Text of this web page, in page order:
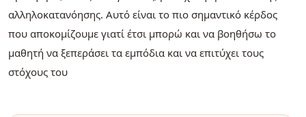
αλληλοκατανόησης. Αυτό είναι το πιο σημαντικό κέρδος
που αποκομίζουμε γιατί έτσι μπορώ και να βοηθήσω το
μαθητή να ξεπεράσει τα εμπόδια και να επιτύχει τους
στόχους του